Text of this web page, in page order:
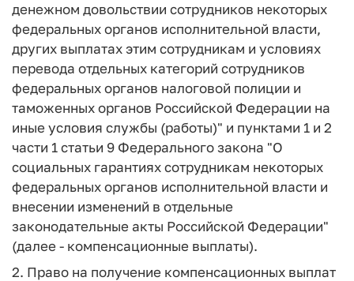
денежном довольствии сотрудников некоторых
федеральных органов исполнительной власти,
других выплатах этим сотрудникам и условиях
перевода отдельных категорий сотрудников
федеральных органов налоговой полиции и
таможенных органов Российской Федерации на
иные условия службы (работы)" и пунктами 1 и 2
части 1 статьи 9 Федерального закона "О
социальных гарантиях сотрудникам некоторых
федеральных органов исполнительной власти и
внесении изменений в отдельные
законодательные акты Российской Федерации"
(далее - компенсационные выплаты).
2. Право на получение компенсационных выплат